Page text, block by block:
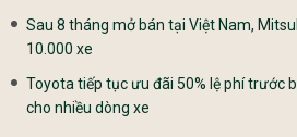
Sau 8 tháng mở bán tại Việt Nam,
10.000 xe
Toyota tiếp tục ưu đãi 50% lệ phí trước
cho nhiều dòng xe